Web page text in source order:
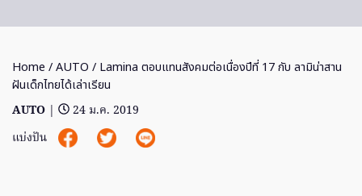
Home /AUTO / Lamina ตอบแทนสังคมต่อเนื่องปีที่ 17 กับ ลามิน่าสาน
ฝันเด็กไทยได้เล่าเรียน
AUTO |
24 ม.ค. 2019
แบ่งปัน